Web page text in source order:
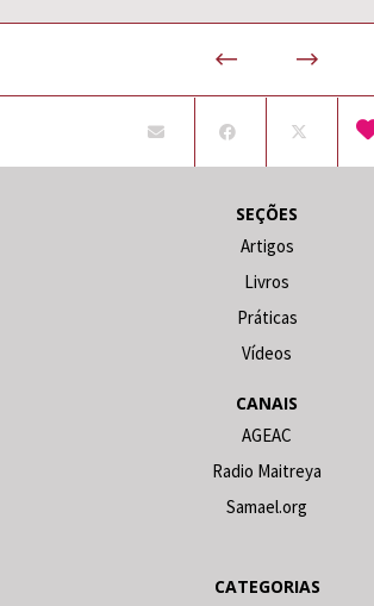
SEÇÕES
Artigos
Livros
Práticas
Vídeos
CANAIS
AGEAC
Radio Maitreya
Samael.org
CATEGORIAS